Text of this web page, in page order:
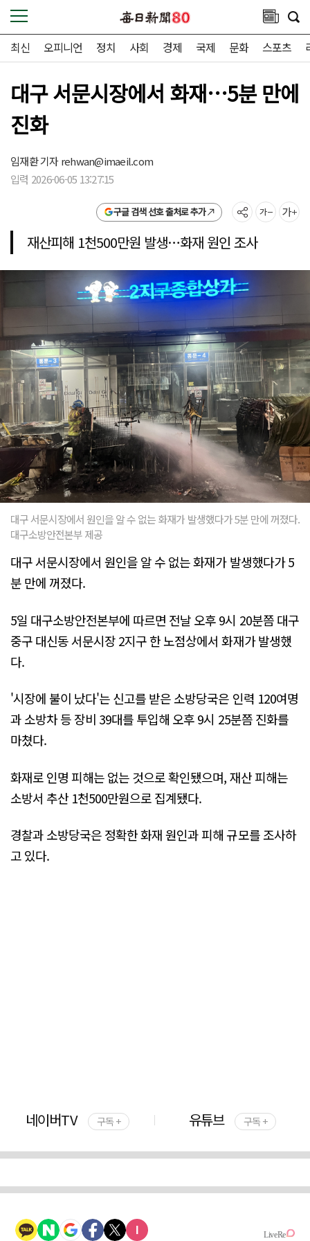
최신 오피니언 정치 사회 경제 국제 문화 스포츠
대구 서문시장에서 화재…5분 만에
진화
임재환 기자rehwan@imaeil.com
입력 2026-06-05 13:27:15
구글 검색 선호 출처로 추가
재산피해 1천500만원 발생…화재 원인 조사
대구 서문시장에서 원인을 알 수 없는 화재가 발생했다가 5분 만에 꺼졌다.
대구소방안전본부 제공
대구 서문시장에서 원인을 알 수 없는 화재가 발생했다가 5
분 만에 꺼졌다.
5일 대구소방안전본부에 따르면 전날 오후 9시 20분쯤 대구
중구 대신동 서문시장 2지구 한 노점상에서 화재가 발생했
다.
'시장에 불이 났다'는 신고를 받은 소방당국은 인력 120여명
과 소방차 등 장비 39대를 투입해 오후 9시 25분쯤 진화를
마쳤다.
화재로 인명 피해는 없는 것으로 확인됐으며, 재산 피해는
소방서 추산 1천500만원으로 집계됐다.
경찰과 소방당국은 정확한 화재 원인과 피해 규모를 조사하
고 있다.
네이버TV 구독 + 유튜브 구독 +